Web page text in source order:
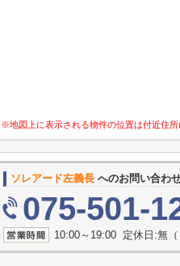
※地図上に表示される物件の位置は付近住
ソレアード左義長 へのお問い合わ
075-501-
10:00～19:00 定休日:無（